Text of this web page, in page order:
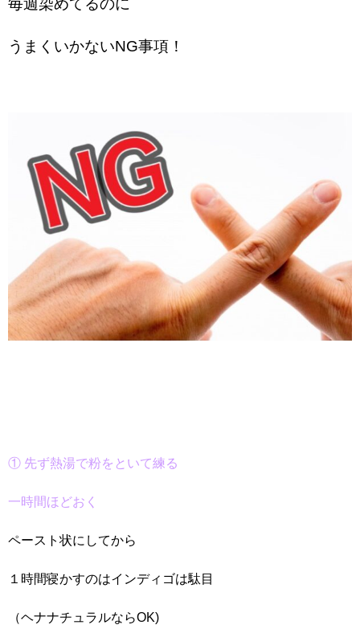
毎週染めてるのに
うまくいかないNG事項！
① 先ず熱湯で粉をといて練る
一時間ほどおく
ペースト状にしてから
１時間寝かすのはインディゴは駄目
（ヘナナチュラルならOK)